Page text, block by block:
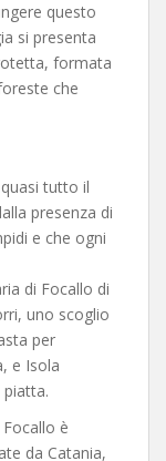
questo
si presenta
formata
che
tutto il
presenza di
e che ogni
di Focallo di
uno scoglio
per
e Isola
è
da Catania,